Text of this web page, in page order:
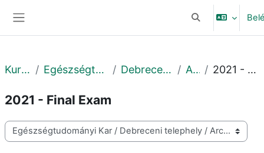
Keresési
Kurzusok Egészségtudományi Kar Debreceni telephely Archív 2021 - Final Exam
2021 - Final Exam
Kurzuskategóriák